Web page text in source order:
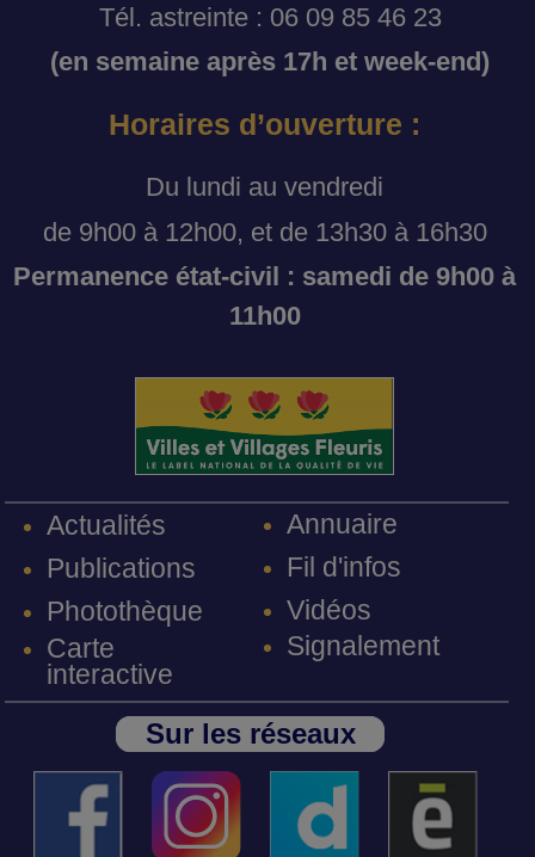
Tél. astreinte : 06 09 85 46 23
(en semaine après 17h et week-end)
Horaires d’ouverture :
Du lundi au vendredi
de 9h00 à 12h00, et de 13h30 à 16h30
Permanence état-civil : samedi de 9h00 à
11h00
Actualités
Publications
Photothèque
Carte
interactive
Annuaire
Fil d'infos
Vidéos
Signalement
Sur les réseaux